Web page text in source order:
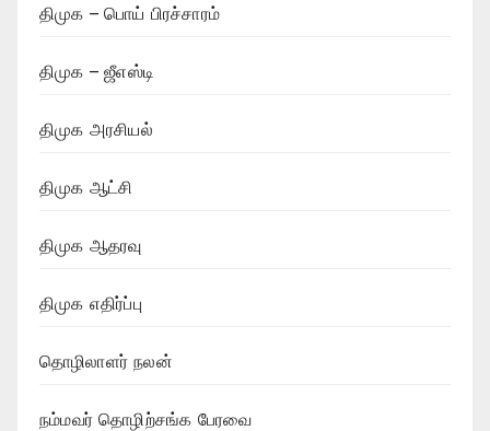
திமுக – பொய் பிரச்சாரம்
திமுக – ஜீஎஸ்டி
திமுக அரசியல்
திமுக ஆட்சி
திமுக ஆதரவு
திமுக எதிர்ப்பு
தொழிலாளர் நலன்
நம்மவர் தொழிற்சங்க பேரவை